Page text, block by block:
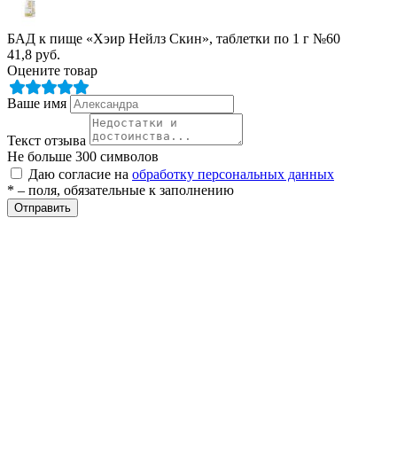
БАД к пище «Хэир Нейлз Скин», таблетки по 1 г №60
41,8 руб.
Оцените товар
Ваше имя
Текст отзыва
Не больше 300 символов
Даю согласие на обработку персональных данных
* – поля, обязательные к заполнению
Отправить